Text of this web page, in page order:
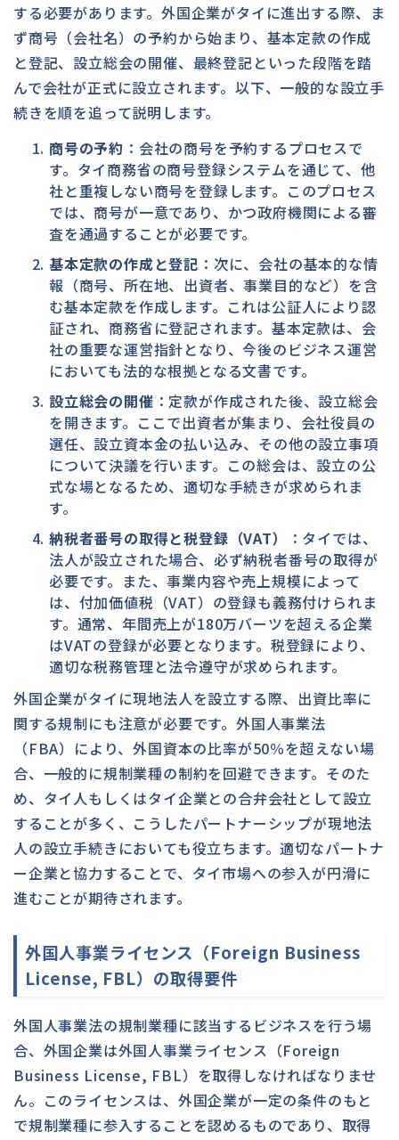
する必要があります。外国企業がタイに進出する際、ま
ず商号（会社名）の予約から始まり、基本定款の作成
と登記、設立総会の開催、最終登記といった段階を踏
んで会社が正式に設立されます。以下、一般的な設立手
続きを順を追って説明します。
商号の予約 ：会社の商号を予約するプロセスで
す。タイ商務省の商号登録システムを通じて、他
社と重複しない商号を登録します。このプロセス
では、商号が一意であり、かつ政府機関による審
査を通過することが必要です。
基本定款の作成と登記 ：次に、会社の基本的な情
報（商号、所在地、出資者、事業目的など）を含
む基本定款を作成します。これは公証人により認
証され、商務省に登記されます。基本定款は、会
社の重要な運営指針となり、今後のビジネス運営
においても法的な根拠となる文書です。
設立総会の開催 ：定款が作成された後、設立総会
を開きます。ここで出資者が集まり、会社役員の
選任、設立資本金の払い込み、その他の設立事項
について決議を行います。この総会は、設立の公
式な場となるため、適切な手続きが求められま
す。
納税者番号の取得と税登録（VAT）
：タイでは、
法人が設立された場合、必ず納税者番号の取得が
必要です。また、事業内容や売上規模によって
は、付加価値税（VAT）の登録も義務付けられま
す。通常、年間売上が180万バーツを超える企業
はVATの登録が必要となります。税登録により、
適切な税務管理と法令遵守が求められます。
外国企業がタイに現地法人を設立する際、出資比率に
関する規制にも注意が必要です。外国人事業法
（FBA）により、外国資本の比率が50％を超えない場
合、一般的に規制業種の制約を回避できます。そのた
め、タイ人もしくはタイ企業との合弁会社として設立
することが多く、こうしたパートナーシップが現地法
人の設立手続きにおいても役立ちます。適切なパートナ
ー企業と協力することで、タイ市場への参入が円滑に
進むことが期待されます。
外国人事業ライセンス（Foreign Business
License, FBL）の取得要件
外国人事業法の規制業種に該当するビジネスを行う場
合、外国企業は外国人事業ライセンス（Foreign
Business License, FBL）を取得しなければなりませ
ん。このライセンスは、外国企業が一定の条件のもと
で規制業種に参入することを認めるものであり、取得